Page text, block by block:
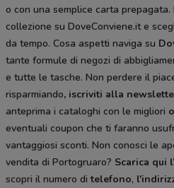
o con una semplice carta
collezione su DoveConviene.it e
da tempo. Cosa aspetti naviga su
tante formule di negozi di
e tutte le tasche. Non perdere il
risparmiando, iscriviti alla
anteprima i cataloghi con le migliori
eventuali coupon che ti faranno
vantaggiosi sconti. Non conosci le
vendita di Portogruaro? Scarica qui
scopri il numero ditelefono,